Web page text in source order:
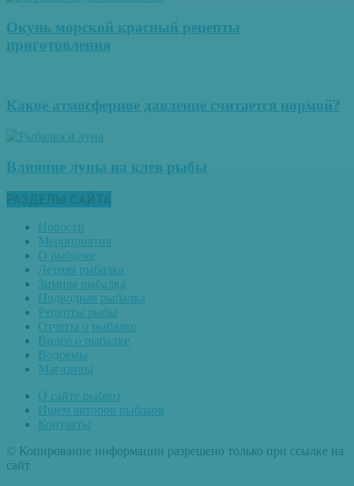
Окунь морской красный рецепты
приготовления
Какое атмосферное давление считается нормой?
Влияние луны на клев рыбы
РАЗДЕЛЫ САЙТА
Новости
Мероприятия
О рыбалке
Летняя рыбалка
Зимняя рыбалка
Подводная рыбалка
Рецепты рыбы
Отчеты о рыбалке
Видео о рыбалке
Водоемы
Магазины
О сайте рыбхоз
Ищем авторов рыбаков
Контакты
© Копирование информации разрешено только при ссылке на
сайт